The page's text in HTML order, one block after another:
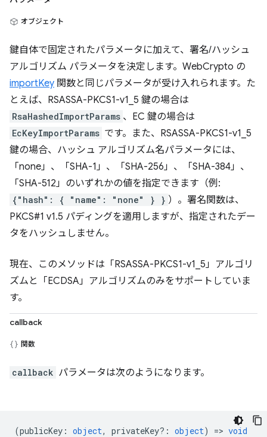
オブジェクト
鍵自体で固定されたパラメータに加えて、署名/ハッシュ
アルゴリズム パラメータを決定します。WebCrypto の
importKey 関数と同じパラメータが受け入れられます。た
とえば、RSASSA-PKCS1-v1_5 鍵の場合は
RsaHashedImportParams 、EC 鍵の場合は
EcKeyImportParams です。また、RSASSA-PKCS1-v1_5
鍵の場合、ハッシュ アルゴリズム名パラメータには、
「none」、「SHA-1」、「SHA-256」、「SHA-384」、
「SHA-512」のいずれかの値を指定できます（例:
{"hash": { "name": "none" } } ）。署名関数は、
PKCS#1 v1.5 パディングを適用しますが、指定されたデー
タをハッシュしません。
現在、このメソッドは「RSASSA-PKCS1-v1_5」アルゴリ
ズムと「ECDSA」アルゴリズムのみをサポートしていま
す。
callback
関数
callback パラメータは次のようになります。
(publicKey : object, privateKey? : object) => void